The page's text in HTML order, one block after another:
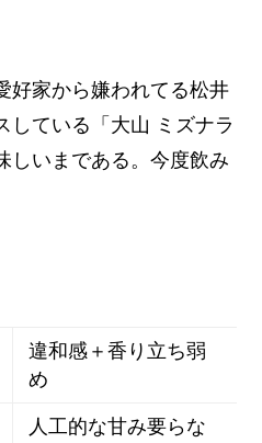
好家から嫌われてる松井
している「大山 ミズナラ
しいまである。今度飲み
違和感＋香り立ち弱
め
人工的な甘み要らな